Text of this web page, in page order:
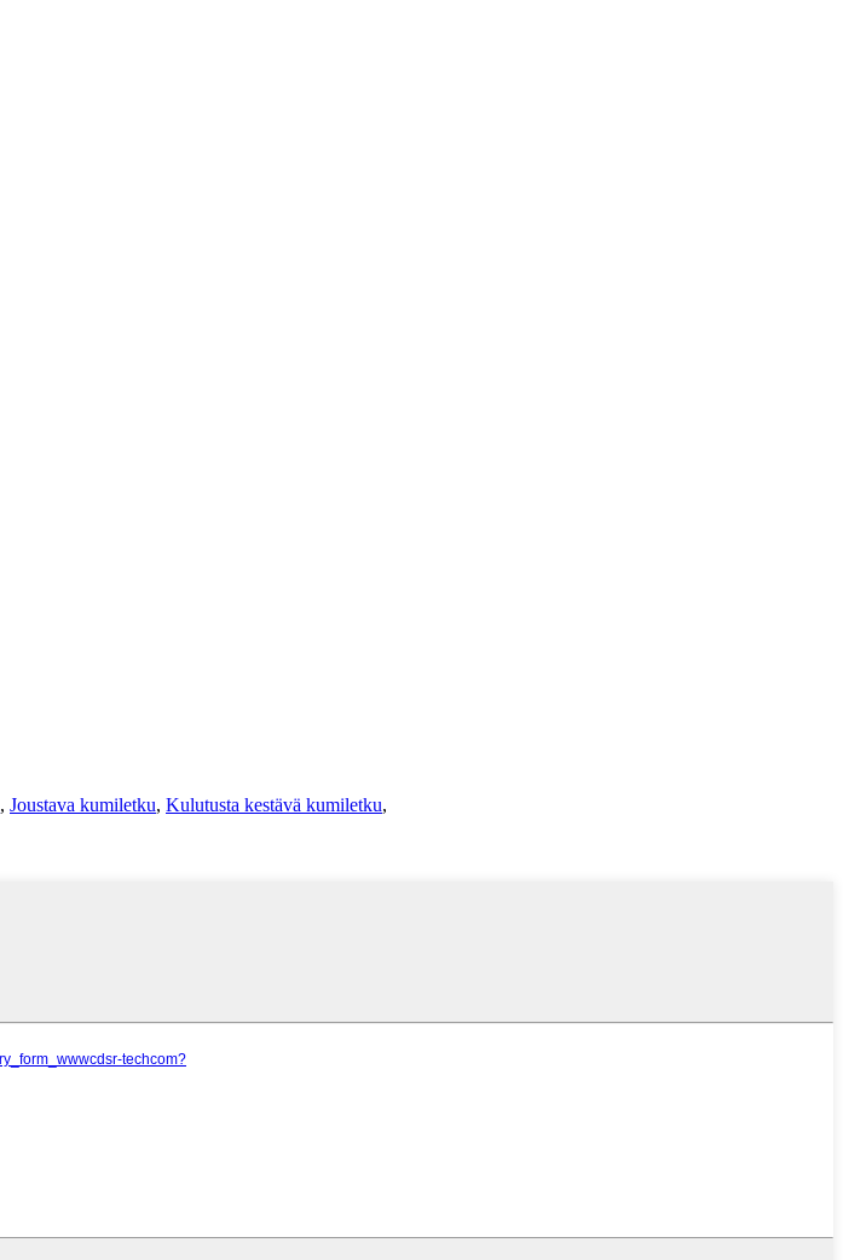
, Joustava kumiletku, Kulutusta kestävä kumiletku,